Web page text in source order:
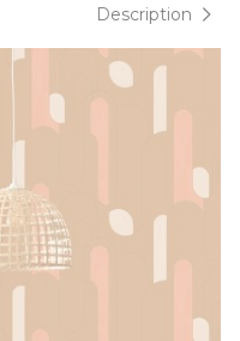
Description